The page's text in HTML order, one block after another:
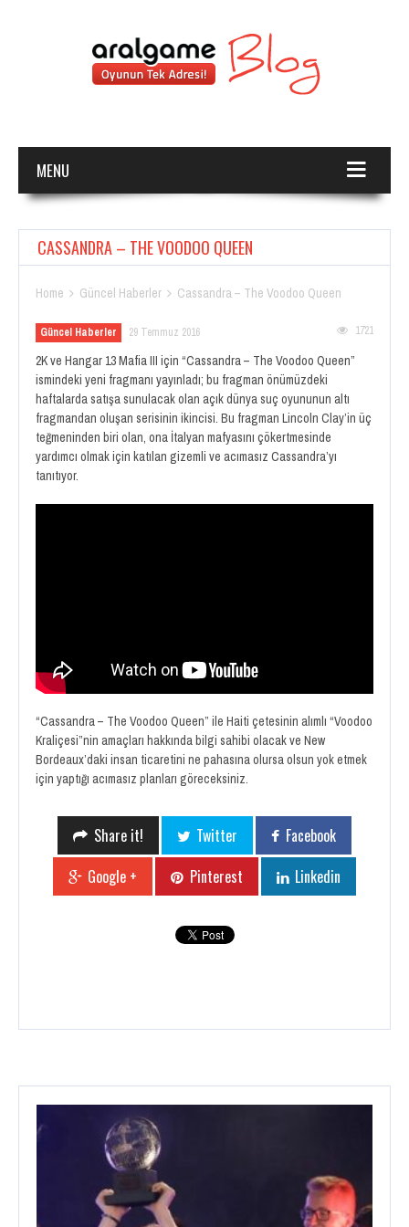
MENU
CASSANDRA – THE VOODOO QUEEN
Home  Güncel Haberler  Cassandra – The Voodoo Queen
Güncel Haberler 29 Temmuz 2016 1721
2K ve Hangar 13 Mafia III için “Cassandra – The Voodoo Queen”
ismindeki yeni fragmanı yayınladı; bu fragman önümüzdeki
haftalarda satışa sunulacak olan açık dünya suç oyununun altı
fragmandan oluşan serisinin ikincisi. Bu fragman Lincoln Clay’in üç
teğmeninden biri olan, ona İtalyan mafyasını çökertmesinde
yardımcı olmak için katılan gizemli ve acımasız Cassandra’yı
tanıtıyor.
“Cassandra – The Voodoo Queen” ile Haiti çetesinin alımlı “Voodoo
Kraliçesi”nin amaçları hakkında bilgi sahibi olacak ve New
Bordeaux’daki insan ticaretini ne pahasına olursa olsun yok etmek
için yaptığı acımasız planları göreceksiniz.
Share it! Twitter
Facebook
Google +
Pinterest Linkedin